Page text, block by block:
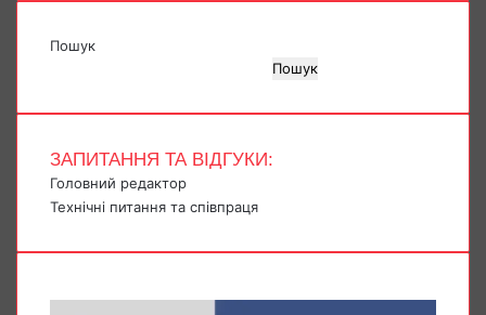
Пошук
Пошук
ЗАПИТАННЯ ТА ВІДГУКИ:
Головний редактор
Технічні питання та співпраця